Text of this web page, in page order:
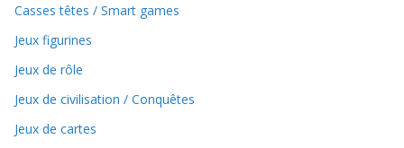
Casses têtes / Smart games
Jeux figurines
Jeux de rôle
Jeux de civilisation / Conquêtes
Jeux de cartes